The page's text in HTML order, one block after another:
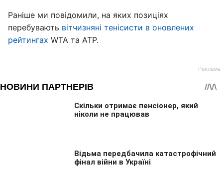
Раніше ми повідомили, на яких позиціях
перебувають вітчизняні тенісисти в оновлених
рейтингах WTA та ATP.